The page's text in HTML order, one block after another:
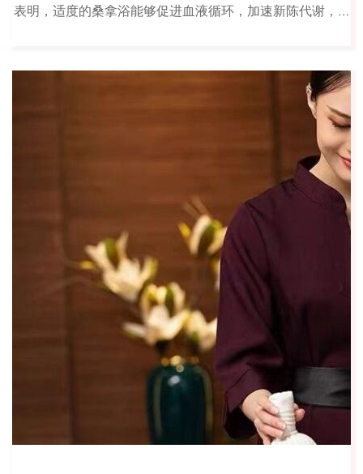
表明，适度的桑拿浴能够促进血液循环，加速新陈代谢，…